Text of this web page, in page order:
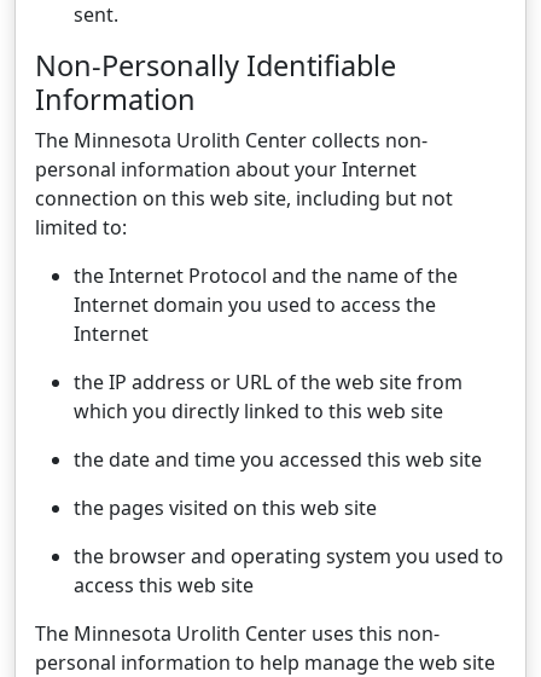
sent.
Non-Personally Identifiable
Information
The Minnesota Urolith Center collects non-
personal information about your Internet
connection on this web site, including but not
limited to:
the Internet Protocol and the name of the
Internet domain you used to access the
Internet
the IP address or URL of the web site from
which you directly linked to this web site
the date and time you accessed this web site
the pages visited on this web site
the browser and operating system you used to
access this web site
The Minnesota Urolith Center uses this non-
personal information to help manage the web site